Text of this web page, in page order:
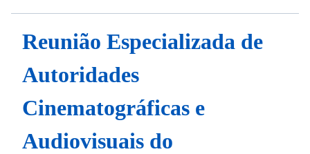
Reunião Especializada de
Autoridades
Cinematográficas e
Audiovisuais do